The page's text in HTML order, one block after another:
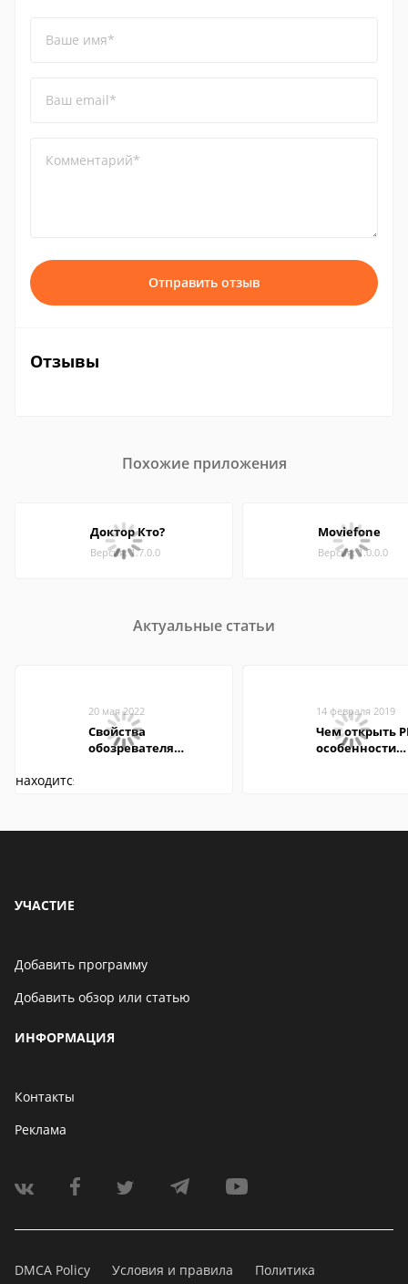
Ваше имя*
Ваш email*
Комментарий*
Отправить отзыв
Отзывы
Похожие приложения
Доктор Кто?
Версия: 1.7.0.0
Moviefone
Версия: 1.0.0.0
Актуальные статьи
20 мая 2022
Свойства
обозревателя
14 февраля 2019
Чем открыть
особенности
УЧАСТИЕ
Добавить программу
Добавить обзор или статью
ИНФОРМАЦИЯ
Контакты
Реклама
DMCA Policy Условия и правила Политика